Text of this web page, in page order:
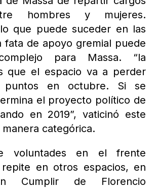
hombres y mujeres.
que puede suceder en las
fata de apoyo gremial puede
para Massa. “la
que el espacio va a perder
puntos en octubre. Si se
el proyecto político de
en 2019”, vaticinó este
categórica.
voluntades en el frente
repite en otros espacios, en
Cumplir de Florencio